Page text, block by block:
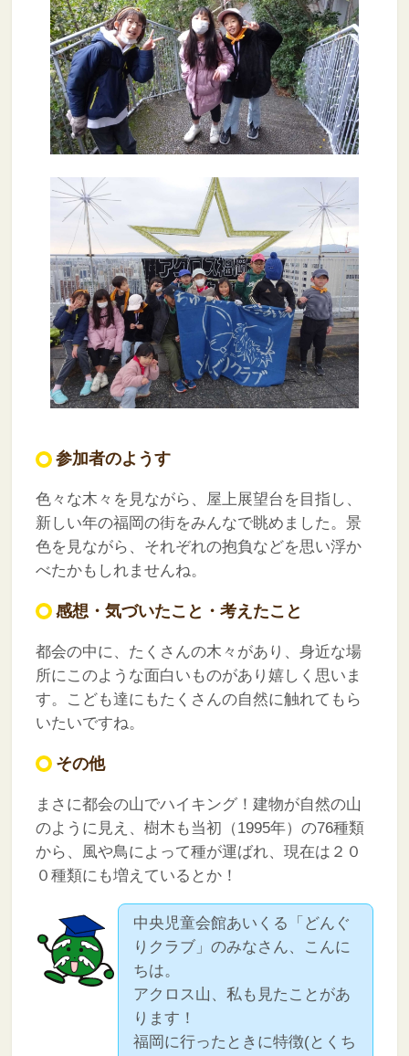
参加者のようす
色々な木々を見ながら、屋上展望台を目指し、
新しい年の福岡の街をみんなで眺めました。景
色を見ながら、それぞれの抱負などを思い浮か
べたかもしれませんね。
感想・気づいたこと・考えたこと
都会の中に、たくさんの木々があり、身近な場
所にこのような面白いものがあり嬉しく思いま
す。こども達にもたくさんの自然に触れてもら
いたいですね。
その他
まさに都会の山でハイキング！建物が自然の山
のように見え、樹木も当初（1995年）の76種類
から、風や鳥によって種が運ばれ、現在は２０
０種類にも増えているとか！
中央児童会館あいくる「どんぐ
りクラブ」のみなさん、こんに
ちは。
アクロス山、私も見たことがあ
ります！
福岡に行ったときに特徴(とくち